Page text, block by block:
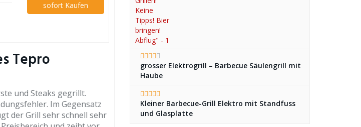
sofort Kaufen
Tepro
und Steaks gegrillt.
Im Gegensatz
der Grill sehr schnell sehr
grosser Elektrogrill – Barbecue Säulengrill mit
Haube
Kleiner Barbecue-Grill Elektro mit Standfuss
und Glasplatte